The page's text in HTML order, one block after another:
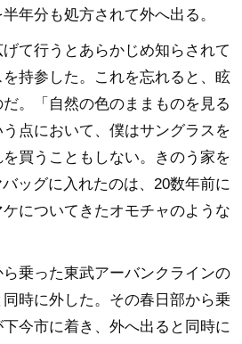
年分も処方されて外へ出る。
て行うとあらかじめ知らされて
持参した。これを忘れると、眩
。「自然の色のままものを見る
点において、僕はサングラスを
買うこともしない。きのう家を
ッグに入れたのは、20数年前に
についてきたオモチャのような
乗った東武アーバンクラインの
時に外した。その春日部から乗
今市に着き、外へ出ると同時に